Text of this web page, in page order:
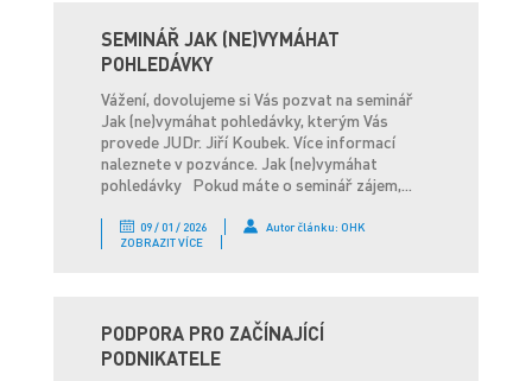
SEMINÁŘ JAK (NE)VYMÁHAT
POHLEDÁVKY
Vážení, dovolujeme si Vás pozvat na seminář
Jak (ne)vymáhat pohledávky, kterým Vás
provede JUDr. Jiří Koubek. Více informací
naleznete v pozvánce. Jak (ne)vymáhat
pohledávky Pokud máte o seminář zájem,...
09 / 01 / 2026
Autor článku: OHK
ZOBRAZIT VÍCE
PODPORA PRO ZAČÍNAJÍCÍ
PODNIKATELE